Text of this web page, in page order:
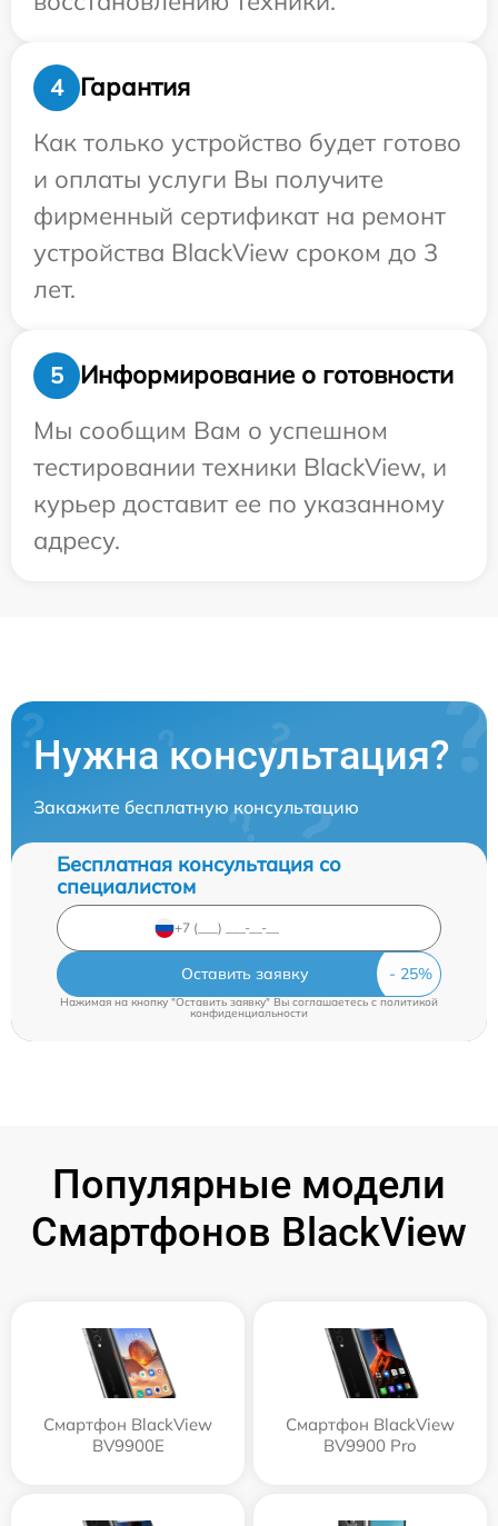
4
Гарантия
Как только устройство будет готово
и оплаты услуги Вы получите
фирменный сертификат на ремонт
устройства BlackView сроком до 3
лет.
5
Информирование о готовности
Мы сообщим Вам о успешном
тестировании техники BlackView, и
курьер доставит ее по указанному
адресу.
Нужна консультация?
Закажите бесплатную консультацию
Бесплатная консультация со
специалистом
Оставить заявку
Нажимая на кнопку "Оставить заявку" Вы соглашаетесь cполитикой
конфиденциальности
Популярные модели
Смартфонов BlackView
Смартфон BlackView
BV9900E
Смартфон BlackView
BV9900 Pro